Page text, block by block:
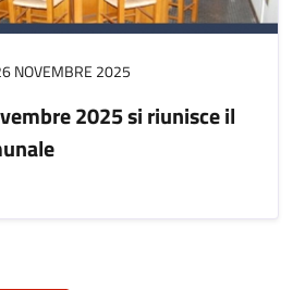
NOVEMBRE 2025
2025 si riunisce il